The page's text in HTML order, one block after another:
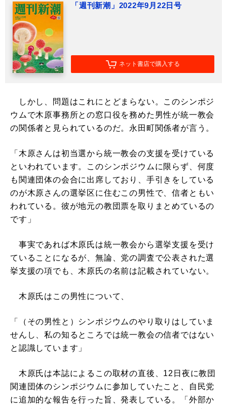
「週刊新潮」2022年9月22日号
ネット書店で購入する
しかし、問題はこれにとどまらない。このシンポジ
ウムで木原事務所との窓口役を務めた男性が統一教会
の関係者と見られているのだ。永田町関係者が言う。
「木原さんは初当選から統一教会の支援を受けている
といわれています。このシンポジウムに限らず、何度
も関連団体の会合に出席しており、手引きをしている
のが木原さんの選挙区に住むこの男性で、信者ともい
われている。彼が地元の教団票を取りまとめているの
です」
事実であれば木原氏は統一教会から選挙支援を受け
ていることになるが、無論、党の調査で公表された選
挙支援の項でも、木原氏の名前は記載されていない。
木原氏はこの男性について、
「（その男性と）シンポジウムのやり取りはしていま
せんし、私の知るところでは統一教会の信者ではない
と認識しています」
木原氏は本誌によるこの取材の直後、12日夜に教団
関連団体のシンポジウムに参加していたこと、自民党
に追加的な報告を行った旨、発表している。「外部か